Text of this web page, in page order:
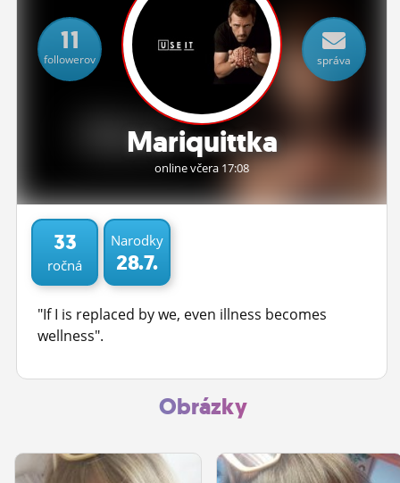
ČINŽIAK
FÓRUM
STATUSY
OBRÁZKY
ĽUDIA
MÔJ PROFIL
NASTAVENIA
ROLETA
Mariquittka
online včera 17:08
11
followerov správa
33
ročná
Narodky
28.7.
"If I is replaced by we, even illness becomes
wellness".
Obrázky